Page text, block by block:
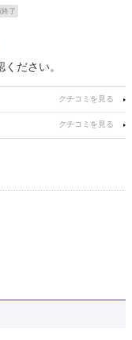
終了
ださい。